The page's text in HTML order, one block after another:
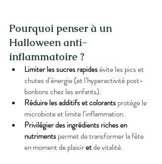
Pourquoi penser à un
Halloween anti-
inflammatoire ?
Limiter les sucres rapides évite les pics et
chutes d’énergie (et l’hyperactivité post-
bonbons chez les enfants).
Réduire les additifs et colorants protège le
microbiote et limite l’inflammation.
Privilégier des ingrédients riches en
nutriments permet de transformer la fête
en moment de plaisir et de vitalité.